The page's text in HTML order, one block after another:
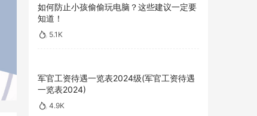
如何防止小孩偷偷玩电脑？这些建议一定要
知道！
5.1K
军官工资待遇一览表2024级(军官工资待遇
一览表2024)
4.9K